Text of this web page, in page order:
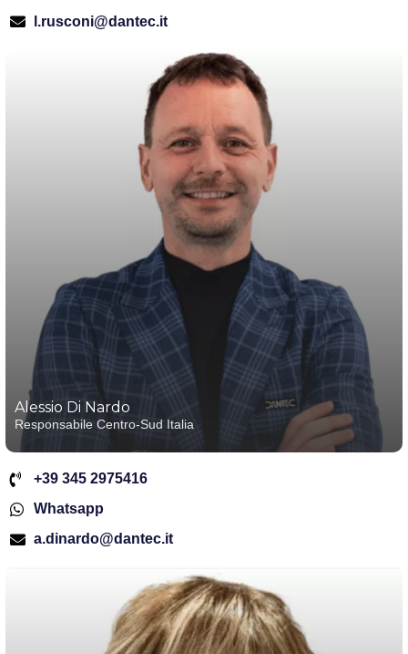
l.rusconi@dantec.it
Alessio Di Nardo
Responsabile Centro-Sud Italia
+39 345 2975416
Whatsapp
a.dinardo@dantec.it